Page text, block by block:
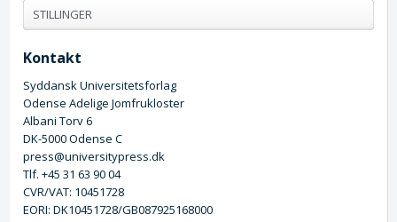
STILLINGER
Kontakt
Syddansk Universitetsforlag
Odense Adelige Jomfrukloster
Albani Torv 6
DK-5000 Odense C
press@universitypress.dk
Tlf. +45 31 63 90 04
CVR/VAT: 10451728
EORI: DK10451728/GB087925168000